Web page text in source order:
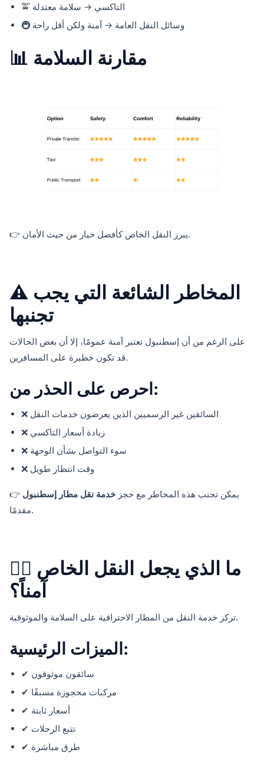
🚖 التاكسي → سلامة معتدلة
🚇 وسائل النقل العامة → آمنة ولكن أقل راحة
📊 مقارنة السلامة
👉 يبرز النقل الخاص كأفضل خيار من حيث الأمان.
⚠️ المخاطر الشائعة التي يجب
تجنبها
على الرغم من أن إسطنبول تعتبر آمنة عمومًا، إلا أن بعض الحالات
قد تكون خطيرة على المسافرين.
احرص على الحذر من:
❌ السائقين غير الرسميين الذين يعرضون خدمات النقل
❌ زيادة أسعار التاكسي
❌ سوء التواصل بشأن الوجهة
❌ وقت انتظار طويل
👉 يمكن تجنب هذه المخاطر مع حجز خدمة نقل مطار إسطنبول
مقدمًا.
🧑‍✈️ ما الذي يجعل النقل الخاص
آمناً؟
تركز خدمة النقل من المطار الاحترافية على السلامة والموثوقية.
الميزات الرئيسية:
✔ سائقون موثوقون
✔ مركبات محجوزة مسبقًا
✔ أسعار ثابتة
✔ تتبع الرحلات
✔ طرق مباشرة